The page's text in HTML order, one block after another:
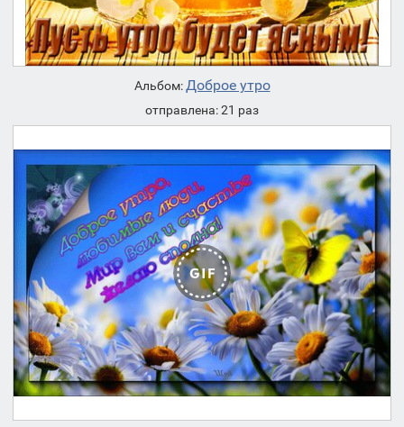
Альбом:Доброе утро
отправлена: 21 раз